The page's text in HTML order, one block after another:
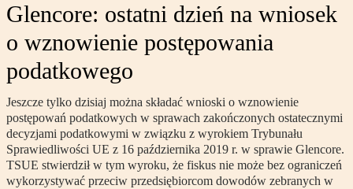
Glencore: ostatni dzień na wniosek
o wznowienie postępowania
podatkowego
Jeszcze tylko dzisiaj można składać wnioski o wznowienie
postępowań podatkowych w sprawach zakończonych ostatecznymi
decyzjami podatkowymi w związku z wyrokiem Trybunału
Sprawiedliwości UE z 16 października 2019 r. w sprawie Glencore.
TSUE stwierdził w tym wyroku, że fiskus nie może bez ograniczeń
wykorzystywać przeciw przedsiębiorcom dowodów zebranych w